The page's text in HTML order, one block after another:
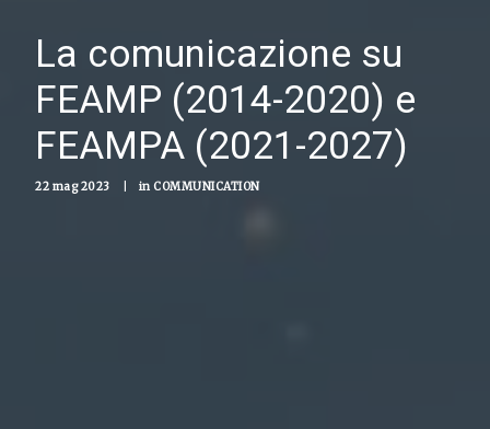
La comunicazione su
FEAMP (2014-2020) e
FEAMPA (2021-2027)
22 mag 2023 in COMMUNICATION